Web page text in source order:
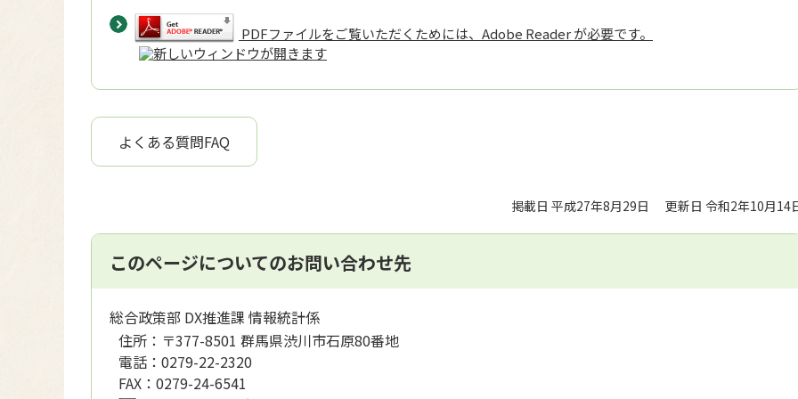
PDFファイルをご覧いただくためには、Adobe Reader が必要です。
よくある質問FAQ
掲載日 平成27年8月29日 更新日 令和2年10月14
このページについてのお問い合わせ先
総合政策部 DX推進課 情報統計係
住所： 〒377-8501 群馬県渋川市石原80番地
電話： 0279-22-2320
FAX： 0279-24-6541